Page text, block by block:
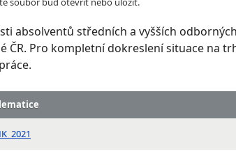
absolventů středních a vyšších
ČR. Pro kompletní dokreslení situace na